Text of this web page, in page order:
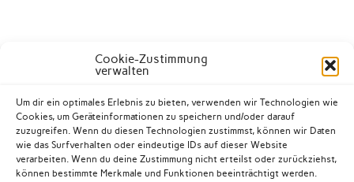
Cookie-Zustimmung
verwalten
Um dir ein optimales Erlebnis zu bieten, verwenden wir Technologien wie
Cookies, um Geräteinformationen zu speichern und/oder darauf
zuzugreifen. Wenn du diesen Technologien zustimmst, können wir Daten
wie das Surfverhalten oder eindeutige IDs auf dieser Website
verarbeiten. Wenn du deine Zustimmung nicht erteilst oder zurückziehst,
können bestimmte Merkmale und Funktionen beeinträchtigt werden.